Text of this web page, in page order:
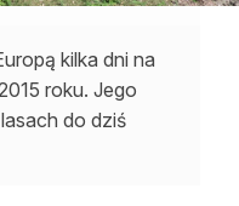
kilka dni na
roku. Jego
do dziś